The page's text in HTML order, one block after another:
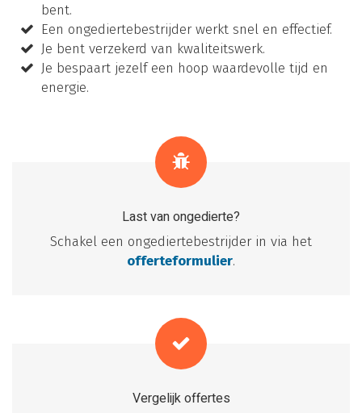
bent.
Een ongediertebestrijder werkt snel en effectief.
Je bent verzekerd van kwaliteitswerk.
Je bespaart jezelf een hoop waardevolle tijd en
energie.
Last van ongedierte?
Schakel een ongediertebestrijder in via het
offerteformulier.
Vergelijk offertes